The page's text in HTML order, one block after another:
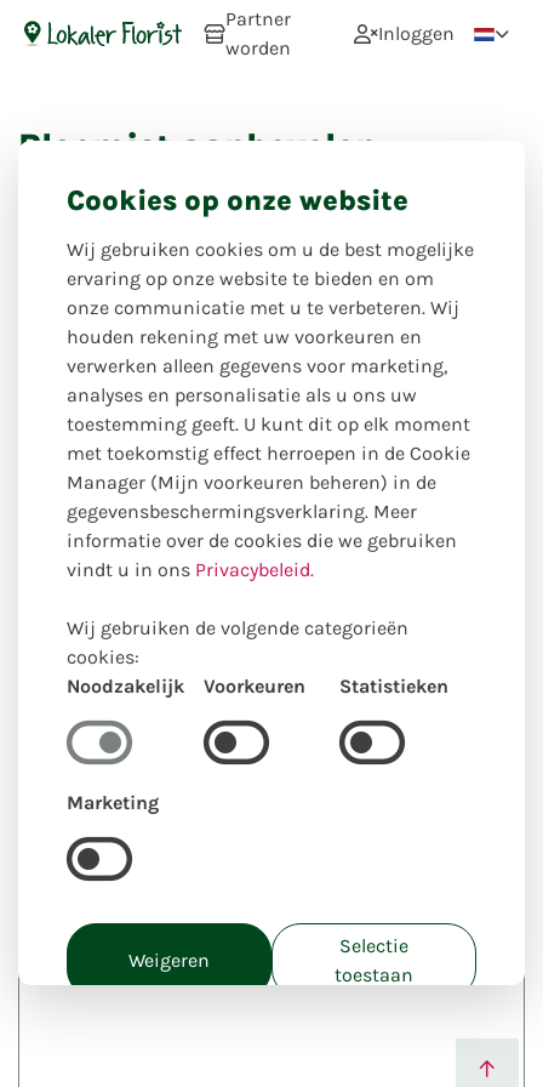
Partner
worden
Inloggen
Bloemist aanbevelen
Ken jij een bloemist waar jij graag komt en waar je ook
graag direct online zou willen kunnen bestellen via
Lokaler Florist? Aarzel dan niet om deze bloemist bij ons
aan te bevelen. Wij zullen dan contact opnemen met de
bloemist en wie weet kun je binnenkort je bloemen bij
deze bloemist via Lokaler Florist bestellen!
Uw e-mailadres
Plaats (bloemist)
Opmerking
Cookies op onze website
Wij gebruiken cookies om u de best mogelijke
ervaring op onze website te bieden en om
onze communicatie met u te verbeteren. Wij
houden rekening met uw voorkeuren en
verwerken alleen gegevens voor marketing,
analyses en personalisatie als u ons uw
toestemming geeft. U kunt dit op elk moment
met toekomstig effect herroepen in de Cookie
Manager (Mijn voorkeuren beheren) in de
gegevensbeschermingsverklaring. Meer
informatie over de cookies die we gebruiken
vindt u in ons Privacybeleid.
Wij gebruiken de volgende categorieën
cookies:
Noodzakelijk
Voorkeuren Statistieken
Marketing
Weigeren
Selectie
toestaan